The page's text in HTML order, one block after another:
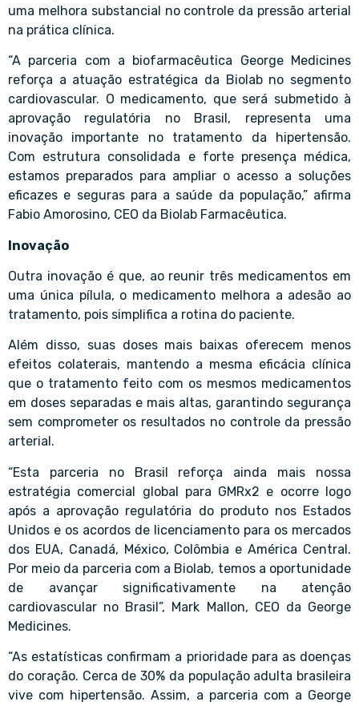
uma melhora substancial no controle da pressão arterial
na prática clínica.
“A parceria com a biofarmacêutica George Medicines
reforça a atuação estratégica da Biolab no segmento
cardiovascular. O medicamento, que será submetido à
aprovação regulatória no Brasil, representa uma
inovação importante no tratamento da hipertensão.
Com estrutura consolidada e forte presença médica,
estamos preparados para ampliar o acesso a soluções
eficazes e seguras para a saúde da população,” afirma
Fabio Amorosino, CEO da Biolab Farmacêutica.
Inovação
Outra inovação é que, ao reunir três medicamentos em
uma única pílula, o medicamento melhora a adesão ao
tratamento, pois simplifica a rotina do paciente.
Além disso, suas doses mais baixas oferecem menos
efeitos colaterais, mantendo a mesma eficácia clínica
que o tratamento feito com os mesmos medicamentos
em doses separadas e mais altas, garantindo segurança
sem comprometer os resultados no controle da pressão
arterial.
“Esta parceria no Brasil reforça ainda mais nossa
estratégia comercial global para GMRx2 e ocorre logo
após a aprovação regulatória do produto nos Estados
Unidos e os acordos de licenciamento para os mercados
dos EUA, Canadá, México, Colômbia e América Central.
Por meio da parceria com a Biolab, temos a oportunidade
de avançar significativamente na atenção
cardiovascular no Brasil”, Mark Mallon, CEO da George
Medicines.
“As estatísticas confirmam a prioridade para as doenças
do coração. Cerca de 30% da população adulta brasileira
vive com hipertensão. Assim, a parceria com a George